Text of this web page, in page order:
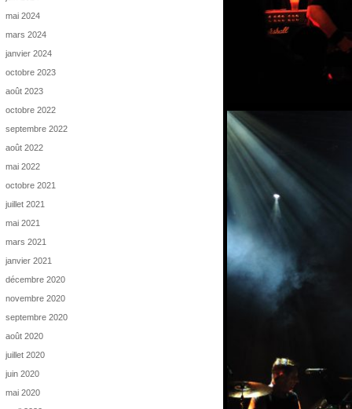
mai 2024
mars 2024
janvier 2024
octobre 2023
août 2023
octobre 2022
septembre 2022
août 2022
mai 2022
octobre 2021
juillet 2021
mai 2021
mars 2021
janvier 2021
décembre 2020
novembre 2020
septembre 2020
août 2020
juillet 2020
juin 2020
mai 2020